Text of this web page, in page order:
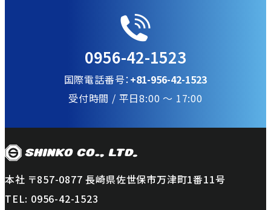
0956-42-1523
国際電話番号：+81-956-42-1523
受付時間 / 平日8:00 〜 17:00
本社 〒857-0877 長崎県佐世保市万津町1番11号
TEL: 0956-42-1523